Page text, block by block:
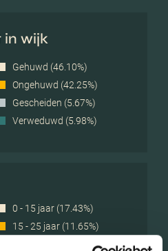
in wijk
Gehuwd (46.10%)
Ongehuwd (42.25%)
Gescheiden (5.67%)
Verweduwd (5.98%)
0 - 15 jaar (17.43%)
15 - 25 jaar (11.65%)
25 - 45 jaar (19.25%)